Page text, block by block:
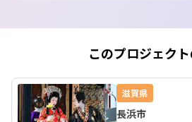
このプロジェク
滋賀県
長浜市